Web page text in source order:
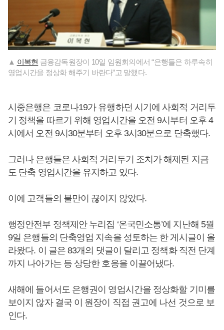
▲ 이복현 금융감독원장이 10일 임원회의에서 “은행들은 하루속히
영업시간을 정상화 해주기 바란다”고 말했다.
시중은행은 코로나19가 유행하던 시기에 사회적 거리두
기 정책을 따르기 위해 영업시간을 오전 9시부터 오후 4
시에서 오전 9시30분부터 오후 3시30분으로 단축했다.
그러나 은행들은 사회적 거리두기 조치가 해제된 지금
도 단축 영업시간을 유지하고 있다.
이에 고객들의 불만이 끊이지 않았다.
행정안전부 정책제안 누리집 ‘온국민소통’에 지난해 5월
9일 은행들의 단축영업 지속을 성토하는 한 게시글이 올
라왔다. 이 글은 83개의 댓글이 달리고 정책화 직전 단계
까지 나아가는 등 상당한 호응을 이끌어냈다.
새해에 들어서도 은행권이 영업시간을 정상화할 기미를
보이지 않자 결국 이 원장이 직접 권고에 나선 것으로 보
인다.